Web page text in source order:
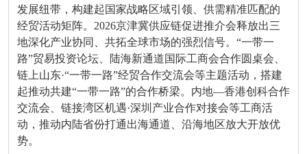
发展纽带，构建起国家战略区域引领、供需精准匹配的
经贸活动矩阵。 2026京津冀供应链促进推介会释放出三
地深化产业协同、共拓全球市场的强烈信号。 “一带一
路”贸易投资论坛、陆海新通道国际工商会合作圆桌会、
链上山东·“一带一路”经贸合作交流会等主题活动，搭建
起推动共建“一带一路”的合作桥梁。内地—香港创科合作
交流会、链接湾区机遇·深圳产业合作对接会等工商活
动，推动内陆省份打通出海通道、沿海地区放大开放优
势。